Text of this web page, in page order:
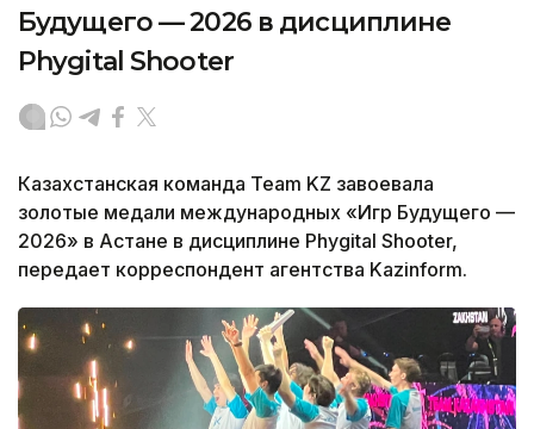
Будущего — 2026 в дисциплине
Phygital Shooter
Казахстанская команда Team KZ завоевала
золотые медали международных «Игр Будущего —
2026» в Астане в дисциплине Phygital Shooter,
передает корреспондент агентства Kazinform.